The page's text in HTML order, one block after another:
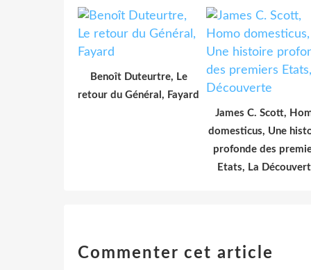
Benoît Duteurtre, Le
retour du Général, Fayard
James C. Scott,
domesticus, Une
profonde des
Etats, La
Commenter cet article